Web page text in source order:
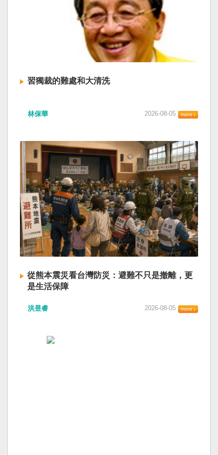
習獨裁的難處和大清洗
林保華 2026-08-05
從熊本震災看台灣防災：避難不只是撤離，更
是生活保障
洪昱睿 2026-08-05